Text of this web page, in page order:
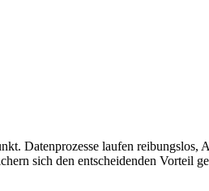
Datenprozesse laufen reibungslos,
sich den entscheidenden Vorteil